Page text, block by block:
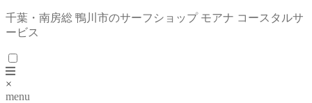
千葉・南房総 鴨川市のサーフショップ モアナ コースタルサ
ービス
×
menu